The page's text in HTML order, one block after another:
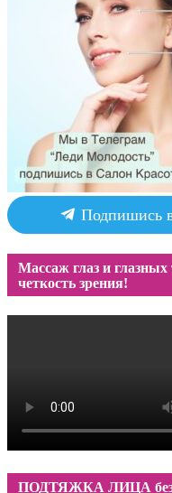
Подпишись
Массаж глаз и
четкость зрения!
ПОДТЯЖКА ЛИЦА без